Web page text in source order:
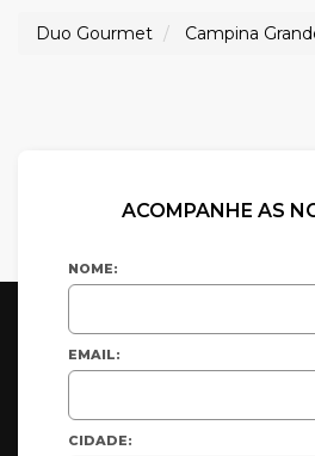
Duo Gourmet Campina
ACOMPANHE AS
NOME:
EMAIL:
CIDADE: